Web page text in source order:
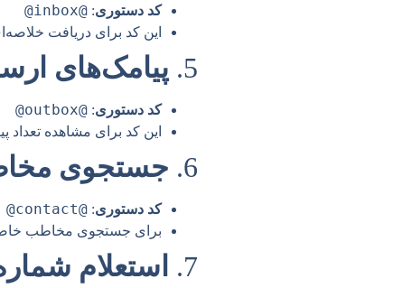
کد دستوری:
@inbox@
این کد برای دریافت
5. پیامک‌های
کد دستوری:
@outbox@
این کد برای مشاهده
6. جستجوی
کد دستوری:
@contact@
برای جستجوی مخاطب خاصی
7. استعلام